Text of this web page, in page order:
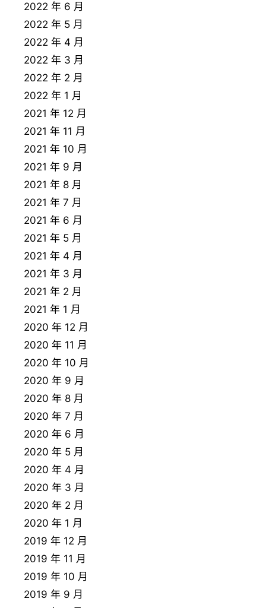
2022 年 6 月
2022 年 5 月
2022 年 4 月
2022 年 3 月
2022 年 2 月
2022 年 1 月
2021 年 12 月
2021 年 11 月
2021 年 10 月
2021 年 9 月
2021 年 8 月
2021 年 7 月
2021 年 6 月
2021 年 5 月
2021 年 4 月
2021 年 3 月
2021 年 2 月
2021 年 1 月
2020 年 12 月
2020 年 11 月
2020 年 10 月
2020 年 9 月
2020 年 8 月
2020 年 7 月
2020 年 6 月
2020 年 5 月
2020 年 4 月
2020 年 3 月
2020 年 2 月
2020 年 1 月
2019 年 12 月
2019 年 11 月
2019 年 10 月
2019 年 9 月